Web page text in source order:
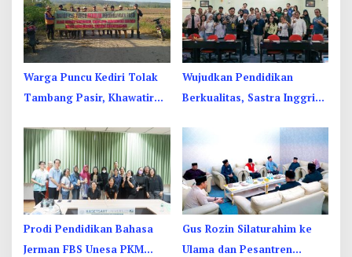
Warga Puncu Kediri Tolak
Tambang Pasir, Khawatir
Terancam
Wujudkan Pendidikan
Berkualitas, Sastra Inggris
Prodi Pendidikan Bahasa
Jerman FBS Unesa PKM
Gus Rozin Silaturahim ke
Ulama dan Pesantren